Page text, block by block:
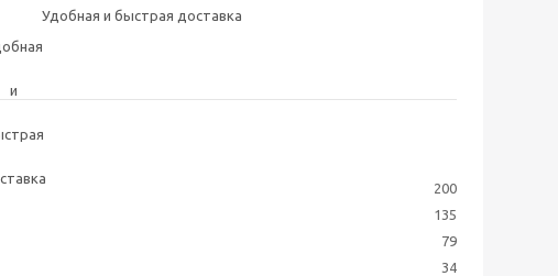
Удобная и быстрая доставка
200
135
79
34